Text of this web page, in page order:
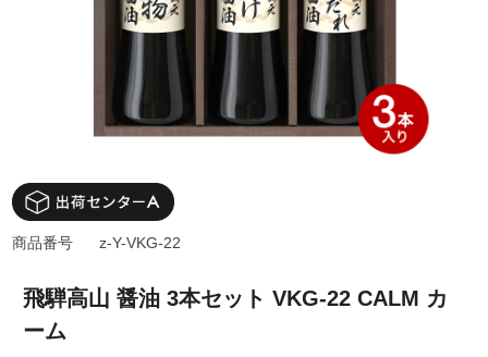
飛騨高山 醤油 3本セット VKG-22 CALM カ
ーム
商品番号 z-Y-VKG-22